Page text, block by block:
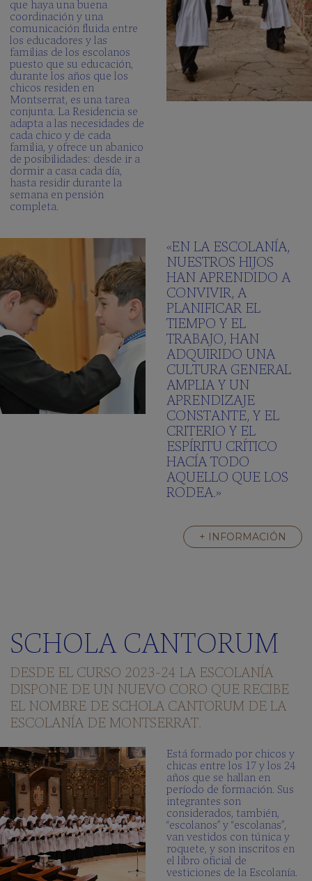
que haya una buena
coordinación y una
comunicación fluida entre
los educadores y las
familias de los escolanos
puesto que su educación,
durante los años que los
chicos residen en
Montserrat, es una tarea
conjunta. La Residencia se
adapta a las necesidades de
cada chico y de cada
familia, y ofrece un abanico
de posibilidades: desde ir a
dormir a casa cada día,
hasta residir durante la
semana en pensión
completa.
«EN LA ESCOLANÍA,
NUESTROS HIJOS
HAN APRENDIDO A
CONVIVIR, A
PLANIFICAR EL
TIEMPO Y EL
TRABAJO, HAN
ADQUIRIDO UNA
CULTURA GENERAL
AMPLIA Y UN
APRENDIZAJE
CONSTANTE, Y EL
CRITERIO Y EL
ESPÍRITU CRÍTICO
HACÍA TODO
AQUELLO QUE LOS
RODEA.»
+ INFORMACIÓN
SCHOLA CANTORUM
DESDE EL CURSO 2023-24 LA ESCOLANÍA
DISPONE DE UN NUEVO CORO QUE RECIBE
EL NOMBRE DE SCHOLA CANTORUM DE LA
ESCOLANÍA DE MONTSERRAT.
Está formado por chicos y
chicas entre los 17 y los 24
años que se hallan en
período de formación. Sus
integrantes son
considerados, también,
“escolanos” y “escolanas”,
van vestidos con túnica y
roquete, y son inscritos en
el libro oficial de
vesticiones de la Escolanía.